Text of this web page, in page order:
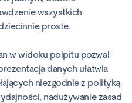
wszystkich
proste.
w widoku polpitu pozwal
danych ułatwia
niezgodnie z polityką
nadużywanie zasad